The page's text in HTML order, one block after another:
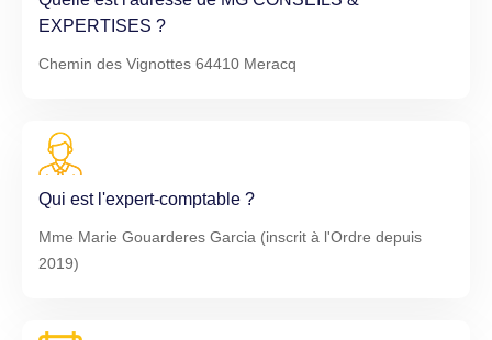
EXPERTISES ?
Chemin des Vignottes 64410 Meracq
Qui est l'expert-comptable ?
Mme Marie Gouarderes Garcia (inscrit à l'Ordre depuis
2019)